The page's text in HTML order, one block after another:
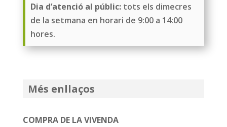
Dia d’atenció al públic:tots els dimecres
de la setmana en horari de 9:00 a 14:00
hores.
Més enllaços
COMPRA DE LA VIVENDA